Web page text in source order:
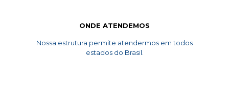
ONDE ATENDEMOS
Nossa estrutura permite atendermos em todos
estados do Brasil.